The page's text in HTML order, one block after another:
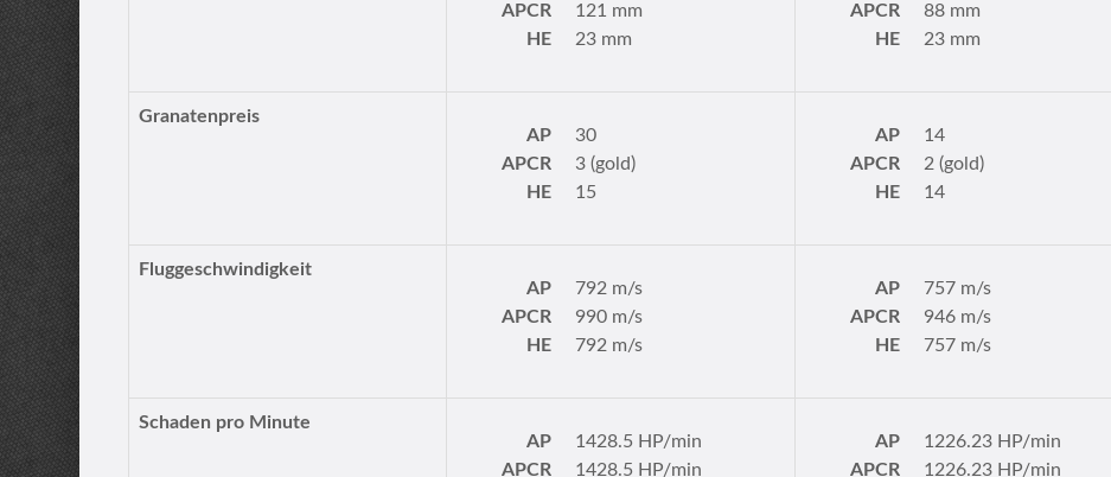
APCR
121 mm
HE
23 mm
APCR
88 mm
HE
23 mm
Granatenpreis
AP
30
APCR
3 (gold)
HE
15
AP
14
APCR
2 (gold)
HE
14
Fluggeschwindigkeit
AP
792 m/s
APCR
990 m/s
HE
792 m/s
AP
757 m/s
APCR
946 m/s
HE
757 m/s
Schaden pro Minute
AP
1428.5 HP/min
APCR
1428.5 HP/min
AP
1226.23 HP/min
APCR
1226.23 HP/min